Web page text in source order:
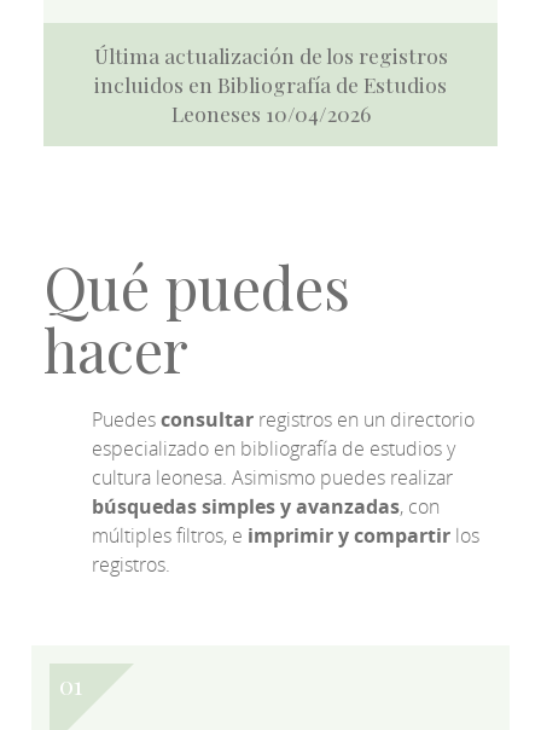
Última actualización de los registros
incluidos en Bibliografía de Estudios
Leoneses 10/04/2026
Qué puedes
hacer
Puedesconsultar registros en un directorio
especializado en bibliografía de estudios y
cultura leonesa. Asimismo puedes realizar
búsquedas simples y avanzadas, con
múltiples filtros, e imprimir y compartir los
registros.